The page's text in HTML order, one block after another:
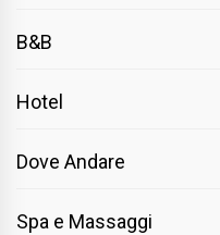
B&B
Hotel
Dove Andare
Spa e Massaggi